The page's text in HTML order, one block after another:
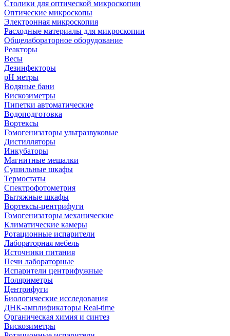
Столики для оптической микроскопии
Оптические микроскопы
Электронная микроскопия
Расходные материалы для микроскопии
Общелабораторное оборудование
Реакторы
Весы
Дезинфекторы
рН метры
Водяные бани
Вискозиметры
Пипетки автоматические
Водоподготовка
Вортексы
Гомогенизаторы ультразвуковые
Дистилляторы
Инкубаторы
Магнитные мешалки
Сушильные шкафы
Термостаты
Спектрофотометрия
Вытяжные шкафы
Вортексы-центрифуги
Гомогенизаторы механические
Климатические камеры
Ротационные испарители
Лабораторная мебель
Источники питания
Печи лабораторные
Испарители центрифужные
Поляриметры
Центрифуги
Биологические исследования
ДНК-амплификаторы Real-time
Органическая химия и синтез
Вискозиметры